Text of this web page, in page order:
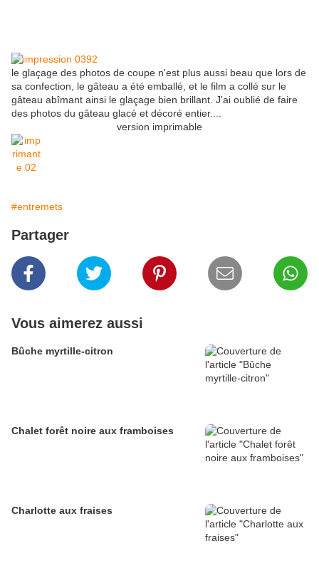
le glaçage des photos de coupe n'est plus aussi beau que lors de
sa confection, le gâteau a été emballé, et le film a collé sur le
gâteau abîmant ainsi le glaçage bien brillant. J'ai oublié de faire
des photos du gâteau glacé et décoré entier....
version imprimable
#entremets
Partager
Vous aimerez aussi
Bûche myrtille-citron
Chalet forêt noire aux framboises
Charlotte aux fraises